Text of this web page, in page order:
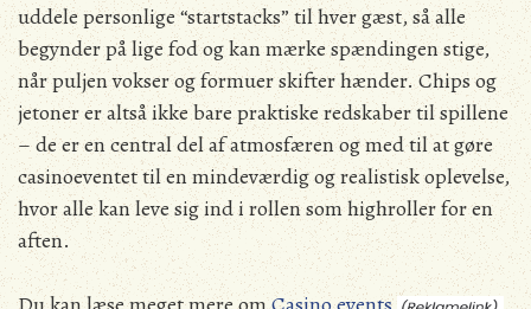
uddele personlige “startstacks” til hver gæst, så alle
begynder på lige fod og kan mærke spændingen stige,
når puljen vokser og formuer skifter hænder. Chips og
jetoner er altså ikke bare praktiske redskaber til spillene
– de er en central del af atmosfæren og med til at gøre
casinoeventet til en mindeværdig og realistisk oplevelse,
hvor alle kan leve sig ind i rollen som highroller for en
aften.